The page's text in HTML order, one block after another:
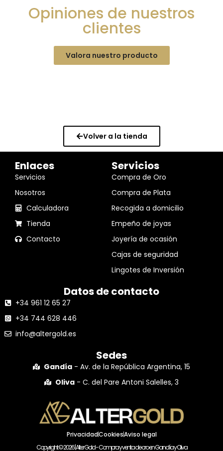
Opiniones de nuestros
clientes
Valora nuestro producto
Volver a la tienda
Enlaces
Servicios
Nosotros
Calculadora
Tienda
Contacto
Servicios
Compra de Oro
Compra de Plata
Recogida a domicilio
Empeño de joyas
Joyería de ocasión
Cajas de seguridad
Lingotes de Inversión
Datos de contacto
+34 961 12 65 27
+34 744 628 446
info@altergold.es
Sedes
Gandía - Av. de la República Argentina, 15
Oliva - C. del Pare Antoni Salelles, 3
PrivacidadCookiesAviso legal
Copyright © 2026 | Alter Gold - Compra y venta de oro en Gandía y Oliva